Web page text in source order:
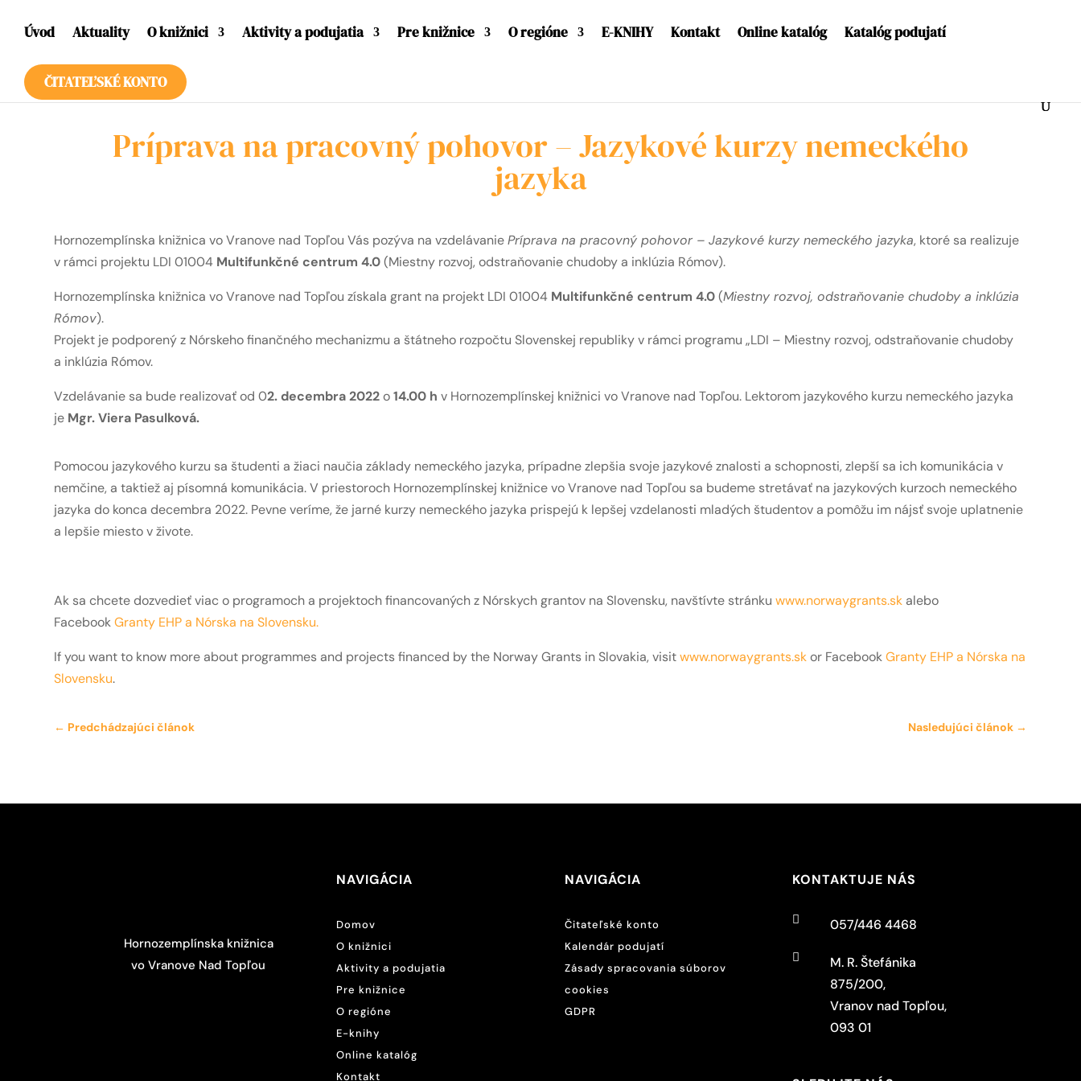
Úvod Aktuality O knižnici Aktivity a podujatia Pre knižnice O regióne E-KNIHY Kontakt Online katalóg Katalóg podujatí
ČITATEĽSKÉ KONTO
Príprava na pracovný pohovor – Jazykové kurzy nemeckého
jazyka
Hornozemplínska knižnica vo Vranove nad Topľou Vás pozýva na vzdelávaniePríprava na pracovný pohovor – Jazykové kurzy nemeckého jazyka, ktoré sa realizuje
v rámci projektu LDI 01004 Multifunkčné centrum 4.0(Miestny rozvoj, odstraňovanie chudoby a inklúzia Rómov).
Hornozemplínska knižnica vo Vranove nad Topľou získala grant na projekt LDI 01004 Multifunkčné centrum 4.0(Miestny rozvoj, odstraňovanie chudoby a inklúzia
Rómov).
Projekt je podporený z Nórskeho finančného mechanizmu a štátneho rozpočtu Slovenskej republiky v rámci programu „LDI – Miestny rozvoj, odstraňovanie chudoby
a inklúzia Rómov.
Vzdelávanie sa bude realizovať od 02. decembra 2022o14.00 h v Hornozemplínskej knižnici vo Vranove nad Topľou. Lektorom jazykového kurzu nemeckého jazyka
je Mgr. Viera Pasulková.
Pomocou jazykového kurzu sa študenti a žiaci naučia základy nemeckého jazyka, prípadne zlepšia svoje jazykové znalosti a schopnosti, zlepší sa ich komunikácia v
nemčine, a taktiež aj písomná komunikácia. V priestoroch Hornozemplínskej knižnice vo Vranove nad Topľou sa budeme stretávať na jazykových kurzoch nemeckého
jazyka do konca decembra 2022. Pevne veríme, že jarné kurzy nemeckého jazyka prispejú k lepšej vzdelanosti mladých študentov a pomôžu im nájsť svoje uplatnenie
a lepšie miesto v živote.
Ak sa chcete dozvedieť viac o programoch a projektoch financovaných z Nórskych grantov na Slovensku, navštívte stránkuwww.norwaygrants.sk alebo
FacebookGranty EHP a Nórska na Slovensku.
If you want to know more about programmes and projects financed by the Norway Grants in Slovakia, visitwww.norwaygrants.skor FacebookGranty EHP a Nórska na
Slovensku.
← Predchádzajúci článok Nasledujúci článok→
Hornozemplínska knižnica
vo Vranove Nad Topľou
NAVIGÁCIA
Domov
O knižnici
Aktivity a podujatia
Pre knižnice
O regióne
E-knihy
Online katalóg
Kontakt
NAVIGÁCIA
Čitateľské konto
Kalendár podujatí
Zásady spracovania súborov
cookies
GDPR
KONTAKTUJE NÁS
 057/446 4468

M. R. Štefánika
875/200,
Vranov nad Topľou,
093 01